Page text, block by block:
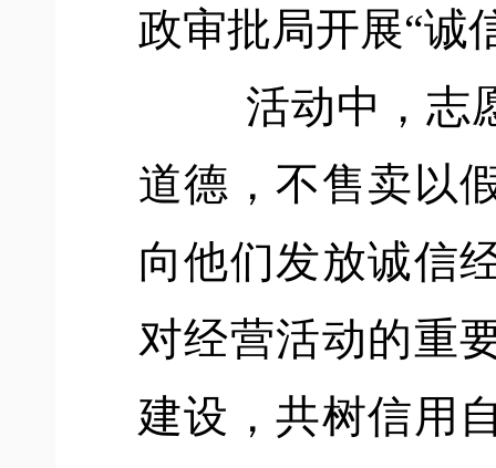
政审批局开展“诚
活动中，志
道德，不售卖以
向他们发放诚信
对经营活动的重
建设，共树信用